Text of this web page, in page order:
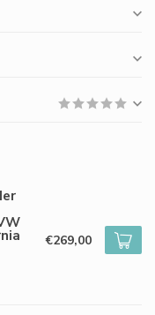
€269,00